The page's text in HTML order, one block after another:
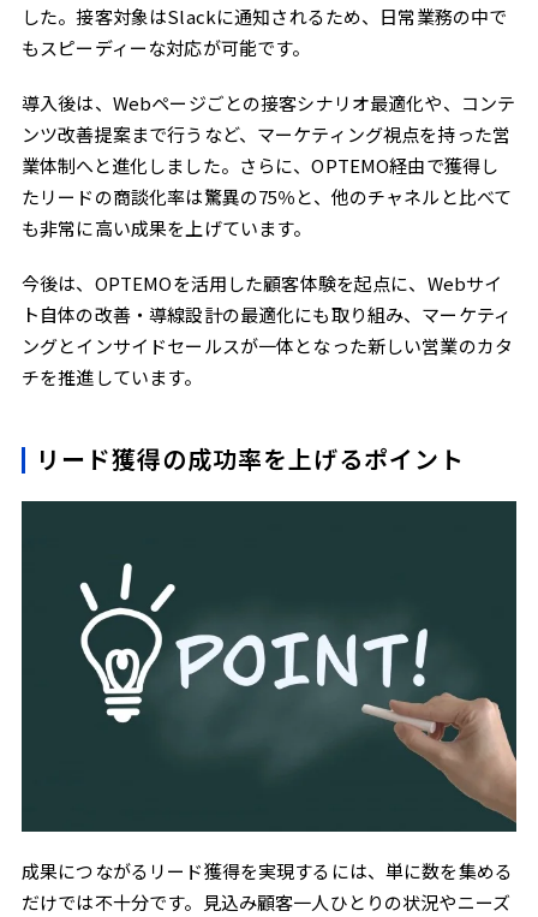
した。接客対象はSlackに通知されるため、日常業務の中で
もスピーディーな対応が可能です。
導入後は、Webページごとの接客シナリオ最適化や、コンテ
ンツ改善提案まで行うなど、マーケティング視点を持った営
業体制へと進化しました。さらに、OPTEMO経由で獲得し
たリードの商談化率は驚異の75％と、他のチャネルと比べて
も非常に高い成果を上げています。
今後は、OPTEMOを活用した顧客体験を起点に、Webサイ
ト自体の改善・導線設計の最適化にも取り組み、マーケティ
ングとインサイドセールスが一体となった新しい営業のカタ
チを推進しています。
リード獲得の成功率を上げるポイント
成果につながるリード獲得を実現するには、単に数を集める
だけでは不十分です。見込み顧客一人ひとりの状況やニーズ